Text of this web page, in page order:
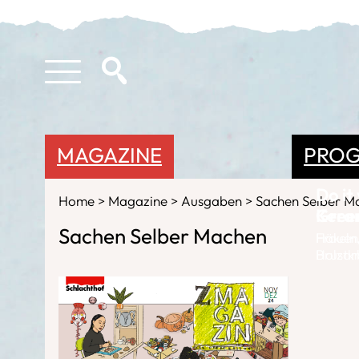
MAGAZINE
Home Magazine Ausgaben Sachen Selber
Sachen Selber Machen
Do it